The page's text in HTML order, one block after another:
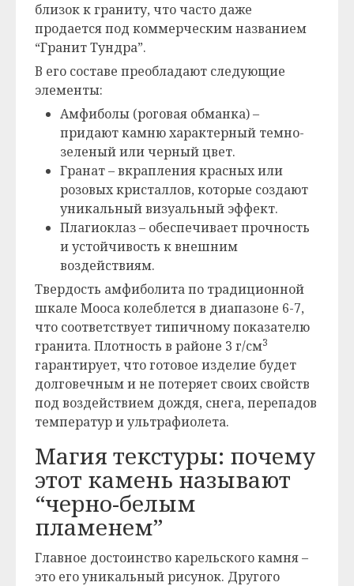
близок к граниту, что часто даже
продается под коммерческим названием
“Гранит Тундра”.
В его составе преобладают следующие
элементы:
Амфиболы (роговая обманка) –
придают камню характерный темно-
зеленый или черный цвет.
Гранат – вкрапления красных или
розовых кристаллов, которые создают
уникальный визуальный эффект.
Плагиоклаз – обеспечивает прочность
и устойчивость к внешним
воздействиям.
Твердость амфиболита по традиционной
шкале Мооса колеблется в диапазоне 6-7,
что соответствует типичному показателю
гранита. Плотность в районе 3 г/см3
гарантирует, что готовое изделие будет
долговечным и не потеряет своих свойств
под воздействием дождя, снега, перепадов
температур и ультрафиолета.
Магия текстуры: почему
этот камень называют
“черно-белым
пламенем”
Главное достоинство карельского камня –
это его уникальный рисунок. Другого